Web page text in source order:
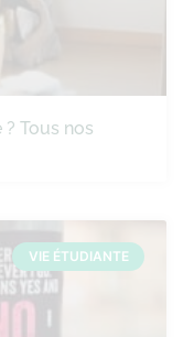
Tous nos
VIE ÉTUDIANTE